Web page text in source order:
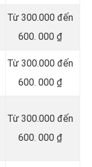
Từ 300.000 đến
600. 000 ₫
Từ 300.000 đến
600. 000 ₫
Từ 300.000 đến
600. 000 ₫